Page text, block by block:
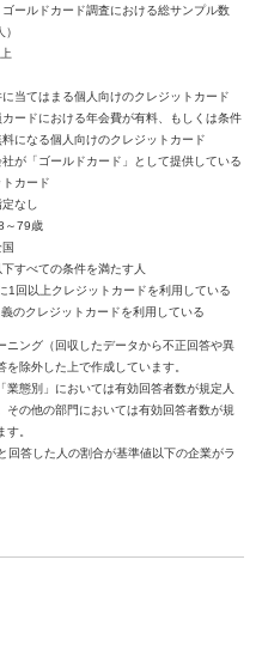
ールドカード調査における総サンプル数
に当てはまる個人向けのクレジットカード
ードにおける年会費が有料、もしくは条件
になる個人向けのクレジットカード
が「ゴールドカード」として提供している
カード
なし
～79歳
すべての条件を満たす人
1回以上クレジットカードを利用している
のクレジットカードを利用している
ング（回収したデータから不正回答や異
除外した上で作成しています。
態別」においては有効回答者数が規定人
の他の部門においては有効回答者数が規
。
答した人の割合が基準値以下の企業がラ